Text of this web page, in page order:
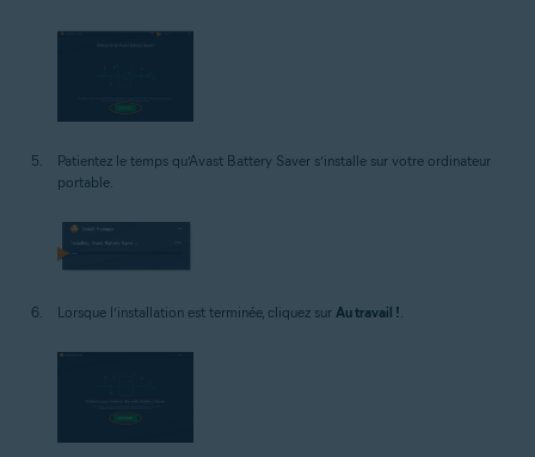
Patientez le temps qu’Avast Battery Saver s’installe sur votre ordinateur
portable.
Lorsque l’installation est terminée, cliquez sur Au travail !